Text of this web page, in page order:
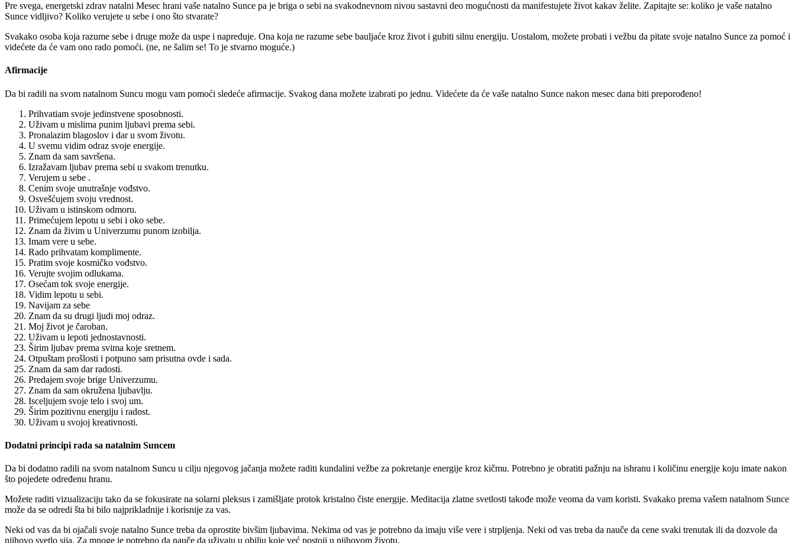
Pre svega, energetski zdrav natalni Mesec hrani vaše natalno Sunce pa je briga o sebi na svakodnevnom nivou sastavni deo mogućnosti da manifestujete život kakav želite. Zapitajte se: koliko je vaše natalno
Sunce vidljivo? Koliko verujete u sebe i ono što stvarate?
Svakako osoba koja razume sebe i druge može da uspe i napreduje. Ona koja ne razume sebe bauljaće kroz život i gubiti silnu energiju. Uostalom, možete probati i vežbu da pitate svoje natalno Sunce za pomoć i
videćete da će vam ono rado pomoći. (ne, ne šalim se! To je stvarno moguće.)
Afirmacije
Da bi radili na svom natalnom Suncu mogu vam pomoći sledeće afirmacije. Svakog dana možete izabrati po jednu. Videćete da će vaše natalno Sunce nakon mesec dana biti preporođeno!
Prihvatiam svoje jedinstvene sposobnosti.
Uživam u mislima punim ljubavi prema sebi.
Pronalazim blagoslov i dar u svom životu.
U svemu vidim odraz svoje energije.
Znam da sam savršena.
Izražavam ljubav prema sebi u svakom trenutku.
Verujem u sebe .
Cenim svoje unutrašnje vođstvo.
Osvešćujem svoju vrednost.
Uživam u istinskom odmoru.
Primećujem lepotu u sebi i oko sebe.
Znam da živim u Univerzumu punom izobilja.
Imam vere u sebe.
Rado prihvatam komplimente.
Pratim svoje kosmičko vođstvo.
Verujte svojim odlukama.
Osećam tok svoje energije.
Vidim lepotu u sebi.
Navijam za sebe
Znam da su drugi ljudi moj odraz.
Moj život je čaroban.
Uživam u lepoti jednostavnosti.
Širim ljubav prema svima koje sretnem.
Otpuštam prošlosti i potpuno sam prisutna ovde i sada.
Znam da sam dar radosti.
Predajem svoje brige Univerzumu.
Znam da sam okružena ljubavlju.
Isceljujem svoje telo i svoj um.
Širim pozitivnu energiju i radost.
Uživam u svojoj kreativnosti.
Dodatni principi rada sa natalnim Suncem
Da bi dodatno radili na svom natalnom Suncu u cilju njegovog jačanja možete raditi kundalini vežbe za pokretanje energije kroz kičmu. Potrebno je obratiti pažnju na ishranu i količinu energije koju imate nakon
što pojedete određenu hranu.
Možete raditi vizualizaciju tako da se fokusirate na solarni pleksus i zamišljate protok kristalno čiste energije. Meditacija zlatne svetlosti takođe može veoma da vam koristi. Svakako prema vašem natalnom Sunce
može da se odredi šta bi bilo najprikladnije i korisnije za vas.
Neki od vas da bi ojačali svoje natalno Sunce treba da oprostite bivšim ljubavima. Nekima od vas je potrebno da imaju više vere i strpljenja. Neki od vas treba da nauče da cene svaki trenutak ili da dozvole da
njihovo svetlo sija. Za mnoge je potrebno da nauče da uživaju u obilju koje već postoji u njihovom životu.